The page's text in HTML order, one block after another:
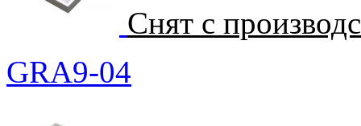
Снят с
GRA9-04